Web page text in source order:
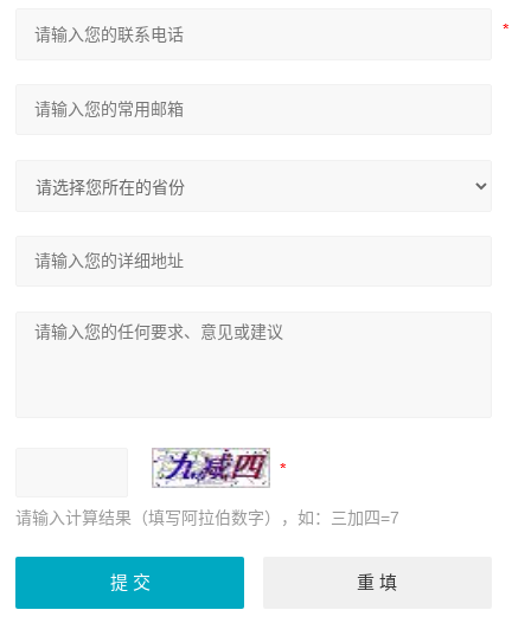
请输入计算结果（填写阿拉伯数字），如：三加四=7